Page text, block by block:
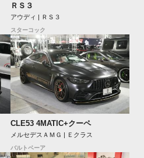
ＲＳ３
アウディ | ＲＳ３
スターコック
CLE53 4MATIC+クーペ
メルセデスＡＭＧ | Ｅクラス
バルトベーア